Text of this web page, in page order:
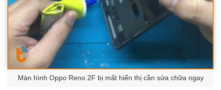
Màn hình Oppo Reno 2F bị mất hiển thị cần sửa chữa ngay